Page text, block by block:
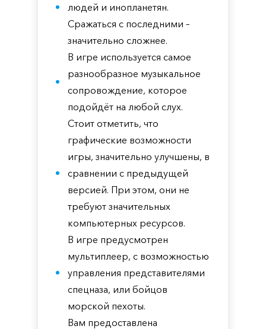
людей и инопланетян.
Сражаться с последними –
значительно сложнее.
В игре используется самое
разнообразное музыкальное
сопровождение, которое
подойдёт на любой слух.
Стоит отметить, что
графические возможности
игры, значительно улучшены, в
сравнении с предыдущей
версией. При этом, они не
требуют значительных
компьютерных ресурсов.
В игре предусмотрен
мультиплеер, с возможностью
управления представителями
спецназа, или бойцов
морской пехоты.
Вам предоставлена